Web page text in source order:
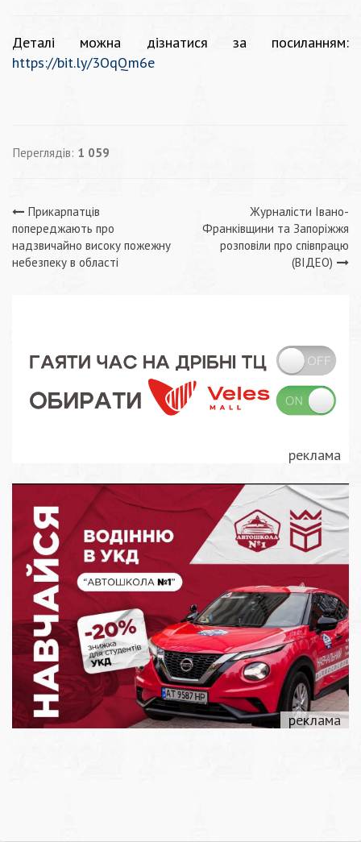
Деталі можна дізнатися за посиланням:
https://bit.ly/3OqQm6e
Переглядів: 1 059
Навігація
записів
Прикарпатців
попереджають про
надзвичайно високу пожежну
небезпеку в області
Журналісти Івано-
Франківщини та Запоріжжя
розповіли про співпрацю
(ВІДЕО)